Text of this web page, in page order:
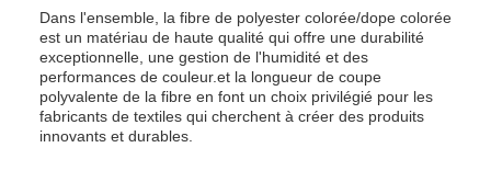
Dans l'ensemble, la fibre de polyester colorée/dope colorée
est un matériau de haute qualité qui offre une durabilité
exceptionnelle, une gestion de l'humidité et des
performances de couleur.et la longueur de coupe
polyvalente de la fibre en font un choix privilégié pour les
fabricants de textiles qui cherchent à créer des produits
innovants et durables.